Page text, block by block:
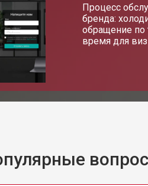
телевизора Hitachi
Hitachi
Процесс
бренда:
обращение по
время для